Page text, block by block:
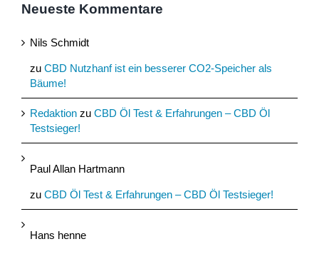
Neueste Kommentare
Nils Schmidt
zu CBD Nutzhanf ist ein besserer CO2-Speicher als
Bäume!
Redaktion zu CBD Öl Test & Erfahrungen – CBD Öl
Testsieger!
Paul Allan Hartmann
zu CBD Öl Test & Erfahrungen – CBD Öl Testsieger!
Hans henne